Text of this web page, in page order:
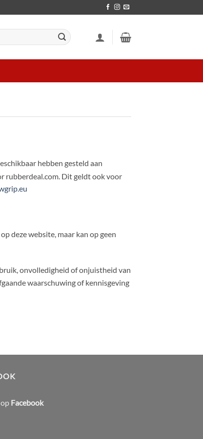
hebben gesteld aan
rubberdeal.com. Dit geldt ook voor
deze website, maar kan op geen
onvolledigheid of onjuistheid van
waarschuwing of kennisgeving
Facebook